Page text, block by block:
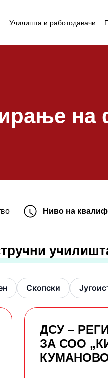
Училишта и работодавачи
на
Ниво на
Скопски
ДСУ –
ЗА СОО
КУМАНОВО